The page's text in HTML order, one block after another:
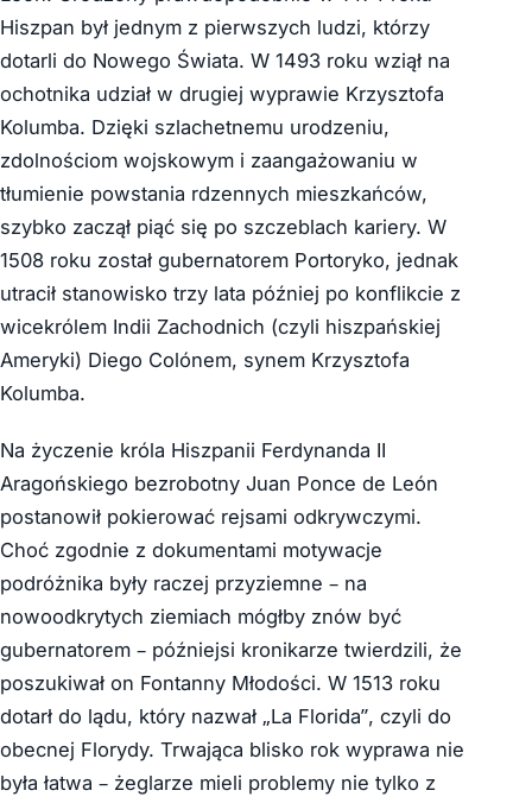
Hiszpan był jednym z pierwszych ludzi, którzy
dotarli do Nowego Świata. W 1493 roku wziął na
ochotnika udział w drugiej wyprawie Krzysztofa
Kolumba. Dzięki szlachetnemu urodzeniu,
zdolnościom wojskowym i zaangażowaniu w
tłumienie powstania rdzennych mieszkańców,
szybko zaczął piąć się po szczeblach kariery. W
1508 roku został gubernatorem Portoryko, jednak
utracił stanowisko trzy lata później po konflikcie z
wicekrólem Indii Zachodnich (czyli hiszpańskiej
Ameryki) Diego Colónem, synem Krzysztofa
Kolumba.
Na życzenie króla Hiszpanii Ferdynanda II
Aragońskiego bezrobotny Juan Ponce de León
postanowił pokierować rejsami odkrywczymi.
Choć zgodnie z dokumentami motywacje
podróżnika były raczej przyziemne – na
nowoodkrytych ziemiach mógłby znów być
gubernatorem – późniejsi kronikarze twierdzili, że
poszukiwał on Fontanny Młodości. W 1513 roku
dotarł do lądu, który nazwał „La Florida”, czyli do
obecnej Florydy. Trwająca blisko rok wyprawa nie
była łatwa – żeglarze mieli problemy nie tylko z